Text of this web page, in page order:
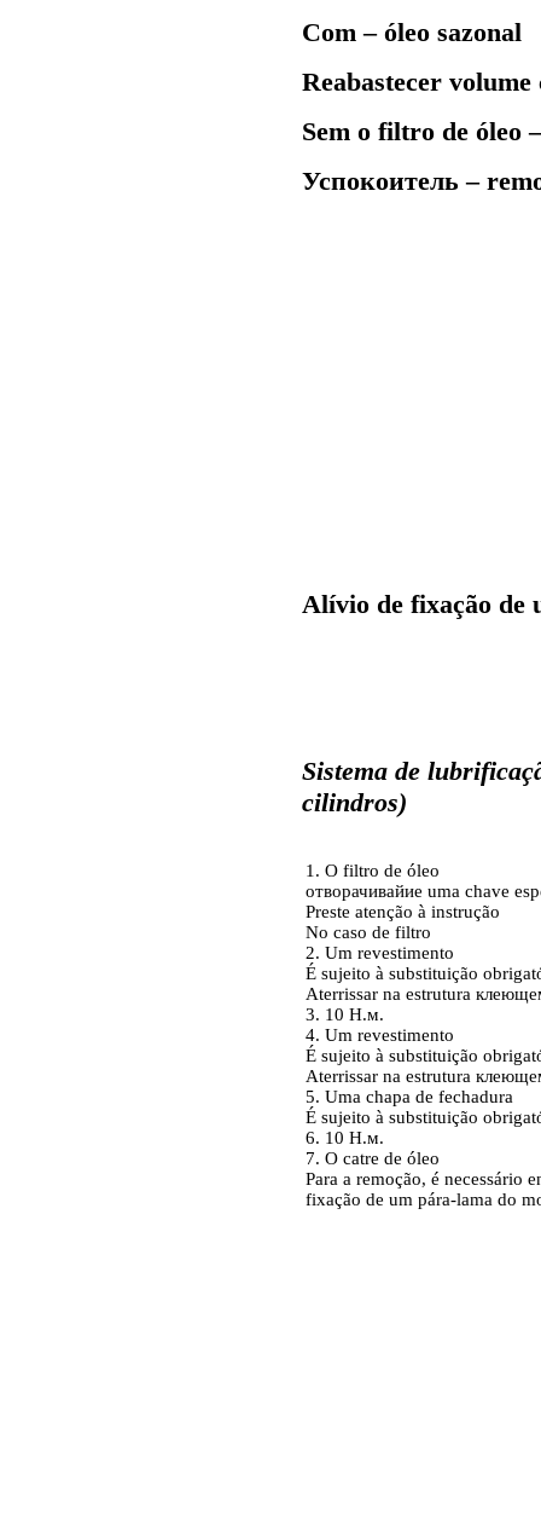
Com – óleo sazonal
Reabastecer
Sem o filtro de óleo
Успокоитель –
Alívio de fixação de
Sistema de
cilindros)
1. O filtro de óleo
отворачивайие uma chave
Preste atenção à instrução
No caso de filtro
2. Um revestimento
É sujeito à substituição
Aterrissar na estrutura
3. 10 Н.м.
4. Um revestimento
É sujeito à substituição
Aterrissar na estrutura
5. Uma chapa de fechadura
É sujeito à substituição
6. 10 Н.м.
7. O catre de óleo
Para a remoção, é necessário
fixação de um pára-lama do